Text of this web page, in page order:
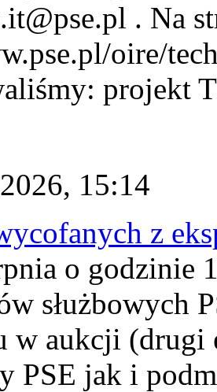
. Na
oire/
projekt
15:14
z
o godzinie
służbowych
w aukcji (drugi
PSE jak i